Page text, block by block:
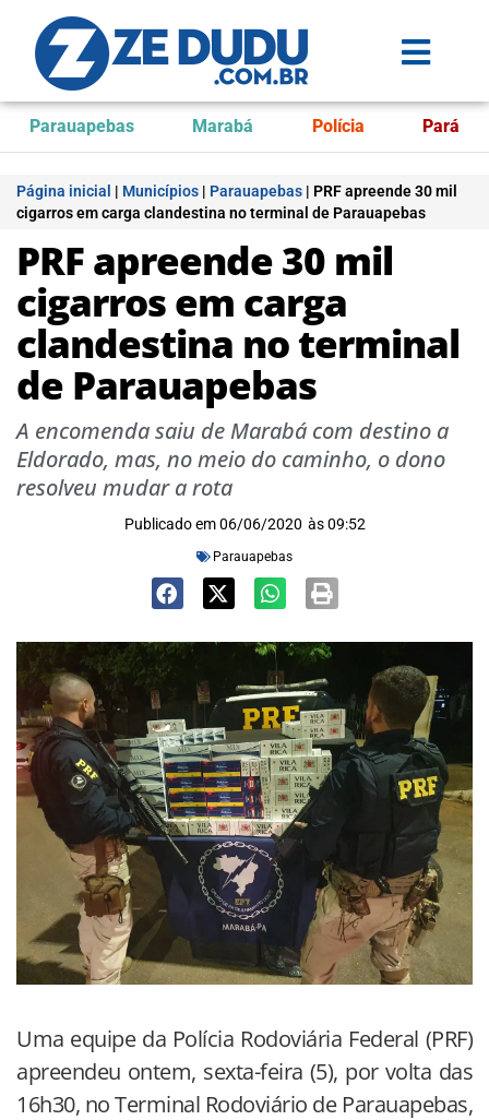
Parauapebas Marabá Polícia Pará
Página inicial | Municípios | Parauapebas | PRF apreende 30 mil
cigarros em carga clandestina no terminal de Parauapebas
PRF apreende 30 mil
cigarros em carga
clandestina no terminal
de Parauapebas
A encomenda saiu de Marabá com destino a
Eldorado, mas, no meio do caminho, o dono
resolveu mudar a rota
Publicado em 06/06/2020 às 09:52
Parauapebas
Uma equipe da Polícia Rodoviária Federal (PRF)
apreendeu ontem, sexta-feira (5), por volta das
16h30, no Terminal Rodoviário de Parauapebas,